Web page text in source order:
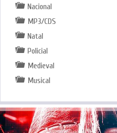
Nacional
MP3/CDS
Natal
Policial
Medieval
Musical